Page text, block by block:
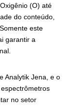
(O) até
do conteúdo,
este
garantir a
Analytik Jena, e o
no setor